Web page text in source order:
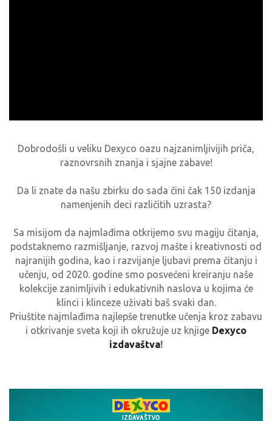
Dobrodošli u veliku Dexyco oazu najzanimljivijih priča,
raznovrsnih znanja i sjajne zabave!
Da li znate da našu zbirku do sada čini čak 150 izdanja
namenjenih deci različitih uzrasta?
Sa misijom da najmlađima otkrijemo svu magiju čitanja,
podstaknemo razmišljanje, razvoj mašte i kreativnosti od
najranijih godina, kao i razvijanje ljubavi prema čitanju i
učenju, od 2020. godine smo posvećeni kreiranju naše
kolekcije zanimljivih i edukativnih naslova u kojima će
klinci i klinceze uživati baš svaki dan.
Priuštite najmlađima najlepše trenutke učenja kroz zabavu
i otkrivanje sveta koji ih okružuje uz knjige Dexyco
izdavaštva!